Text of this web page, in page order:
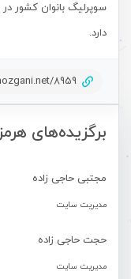
برگزیده‌های
مجتبی حاجی زاده
مدیریت سایت
حجت حاجی زاده
مدیریت سایت
سوپرلیگ بانوان کشور
دارد.
8959